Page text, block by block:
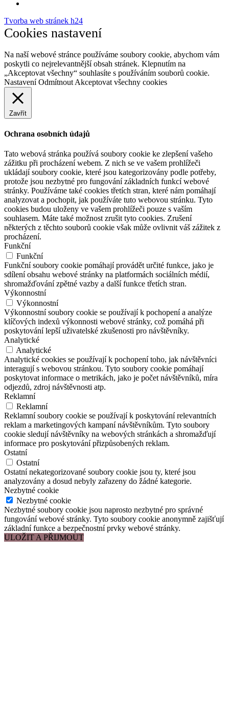
Tvorba web stránek h24
Cookies nastavení
Na naší webové stránce používáme soubory cookie, abychom vám
poskytli co nejrelevantnější obsah stránek. Klepnutím na
„Akceptovat všechny“ souhlasíte s používáním souborů cookie.
Nastavení Odmítnout Akceptovat všechny cookies
Zavřít
Ochrana osobních údajů
Tato webová stránka používá soubory cookie ke zlepšení vašeho
zážitku při procházení webem. Z nich se ve vašem prohlížeči
ukládají soubory cookie, které jsou kategorizovány podle potřeby,
protože jsou nezbytné pro fungování základních funkcí webové
stránky. Používáme také cookies třetích stran, které nám pomáhají
analyzovat a pochopit, jak používáte tuto webovou stránku. Tyto
cookies budou uloženy ve vašem prohlížeči pouze s vaším
souhlasem. Máte také možnost zrušit tyto cookies. Zrušení
některých z těchto souborů cookie však může ovlivnit váš zážitek z
procházení.
Funkční
Funkční
Funkční soubory cookie pomáhají provádět určité funkce, jako je
sdílení obsahu webové stránky na platformách sociálních médií,
shromažďování zpětné vazby a další funkce třetích stran.
Výkonnostní
Výkonnostní
Výkonnostní soubory cookie se používají k pochopení a analýze
klíčových indexů výkonnosti webové stránky, což pomáhá při
poskytování lepší uživatelské zkušenosti pro návštěvníky.
Analytické
Analytické
Analytické cookies se používají k pochopení toho, jak návštěvníci
interagují s webovou stránkou. Tyto soubory cookie pomáhají
poskytovat informace o metrikách, jako je počet návštěvníků, míra
odjezdů, zdroj návštěvnosti atp.
Reklamní
Reklamní
Reklamní soubory cookie se používají k poskytování relevantních
reklam a marketingových kampaní návštěvníkům. Tyto soubory
cookie sledují návštěvníky na webových stránkách a shromažďují
informace pro poskytování přizpůsobených reklam.
Ostatní
Ostatní
Ostatní nekategorizované soubory cookie jsou ty, které jsou
analyzovány a dosud nebyly zařazeny do žádné kategorie.
Nezbytné cookie
Nezbytné cookie
Nezbytné soubory cookie jsou naprosto nezbytné pro správné
fungování webové stránky. Tyto soubory cookie anonymně zajišťují
základní funkce a bezpečnostní prvky webové stránky.
ULOŽIT A PŘIJMOUT